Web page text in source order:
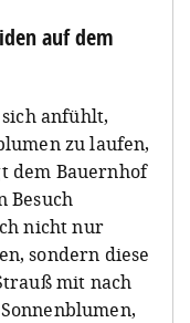
auf dem
anfühlt,
zu laufen,
dem Bauernhof
Besuch
nicht nur
sondern diese
mit nach